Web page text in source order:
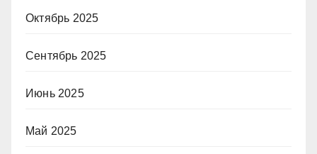
Октябрь 2025
Сентябрь 2025
Июнь 2025
Май 2025